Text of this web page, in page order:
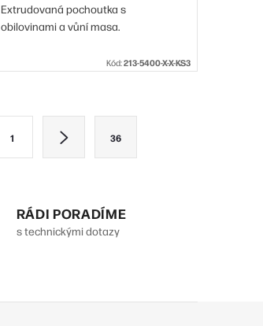
Extrudovaná pochoutka s
obilovinami a vůní masa.
Kód:213-5400-X-X-KS3
1 36
RÁDI PORADÍME
s technickými dotazy